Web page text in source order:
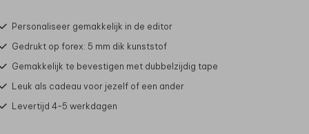
Personaliseer gemakkelijk in de editor
Gedrukt op forex: 5 mm dik kunststof
Gemakkelijk te bevestigen met dubbelzijdig tape
Leuk als cadeau voor jezelf of een ander
Levertijd 4-5 werkdagen